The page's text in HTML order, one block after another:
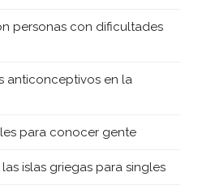
personas con dificultades
anticonceptivos en la
para conocer gente
islas griegas para singles